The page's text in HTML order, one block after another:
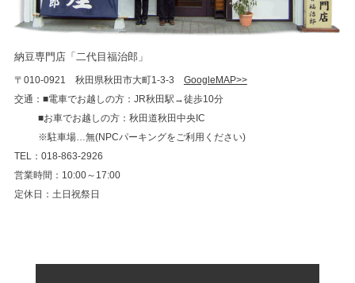
納豆専門店「二代目福治郎」
〒010-0921 秋田県秋田市大町1-3-3 GoogleMAP>>
交通：■電車でお越しの方：JR秋田駅→徒歩10分
■お車でお越しの方：秋田道秋田中央IC
※駐車場…無(NPCパーキングをご利用ください)
TEL：018-863-2926
営業時間：10:00～17:00
定休日：土日祝祭日